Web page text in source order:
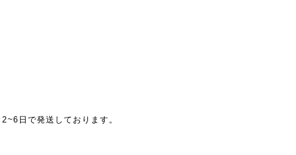
日で発送しております。